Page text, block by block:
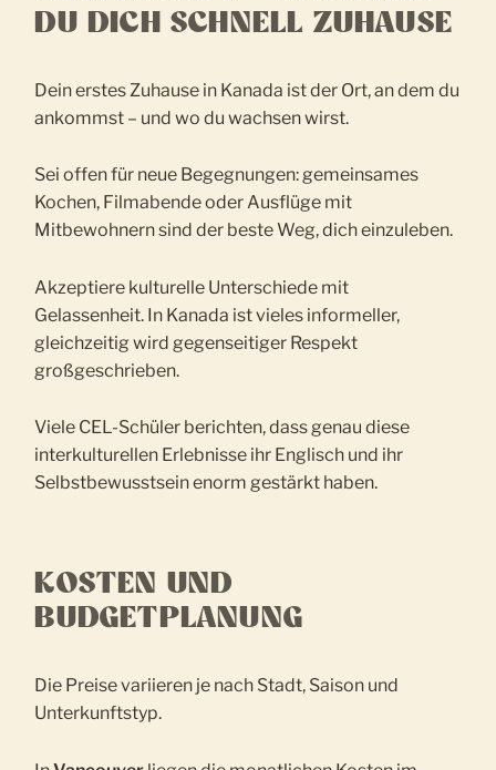
DU DICH SCHNELL ZUHAUSE
Dein erstes Zuhause in Kanada ist der Ort, an dem du
ankommst – und wo du wachsen wirst.
Sei offen für neue Begegnungen: gemeinsames
Kochen, Filmabende oder Ausflüge mit
Mitbewohnern sind der beste Weg, dich einzuleben.
Akzeptiere kulturelle Unterschiede mit
Gelassenheit. In Kanada ist vieles informeller,
gleichzeitig wird gegenseitiger Respekt
großgeschrieben.
Viele CEL-Schüler berichten, dass genau diese
interkulturellen Erlebnisse ihr Englisch und ihr
Selbstbewusstsein enorm gestärkt haben.
KOSTEN UND
BUDGETPLANUNG
Die Preise variieren je nach Stadt, Saison und
Unterkunftstyp.